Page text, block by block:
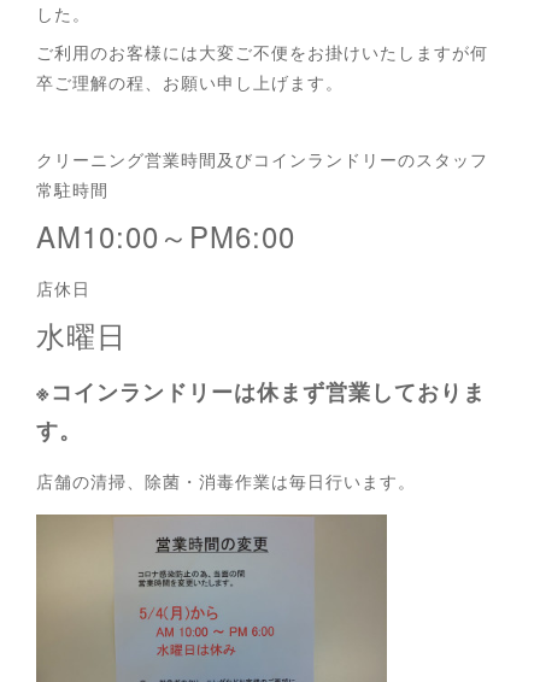
した。
ご利用のお客様には大変ご不便をお掛けいたしますが何
卒ご理解の程、お願い申し上げます。
クリーニング営業時間及びコインランドリーのスタッフ
常駐時間
AM10:00～PM6:00
店休日
水曜日
※コインランドリーは休まず営業しておりま
す。
店舗の清掃、除菌・消毒作業は毎日行います。